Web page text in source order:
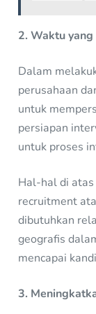
2. Waktu
Dalam
perusahaan
untuk
persiapan
untuk proses
Hal-hal di
recruitment
dibutuhkan
geografis
mencapai
3.